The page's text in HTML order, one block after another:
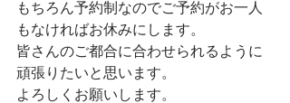
もちろん予約制なのでご予約がお一人
もなければお休みにします。
皆さんのご都合に合わせられるように
頑張りたいと思います。
よろしくお願いします。